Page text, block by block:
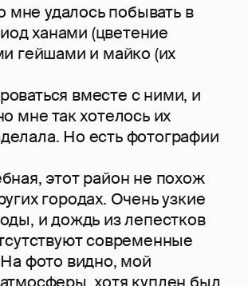
мне удалось побывать в
ханами (цветение
гейшами и майко (их
вместе с ними, и
мне так хотелось их
Но есть фотографии
этот район не похож
городах. Очень узкие
и дождь из лепестков
современные
фото видно, мой
хотя куплен был